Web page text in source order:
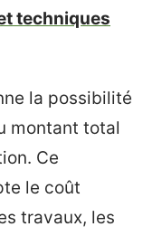
techniques
la possibilité
montant total
Ce
le coût
travaux, les